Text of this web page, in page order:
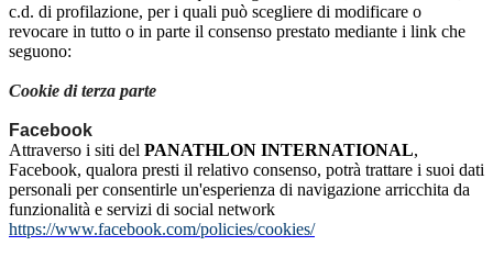
c.d. di profilazione, per i quali può scegliere di modificare o
revocare in tutto o in parte il consenso prestato mediante i link che
seguono:
Cookie di terza parte
Facebook
Attraverso i siti del PANATHLON INTERNATIONAL,
Facebook, qualora presti il relativo consenso, potrà trattare i suoi dati
personali per consentirle un'esperienza di navigazione arricchita da
funzionalità e servizi di social network
https://www.facebook.com/policies/cookies/